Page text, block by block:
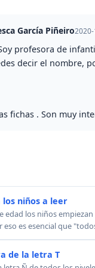
García Piñeiro
profesora de
decir el nombre,
fichas . Son muy
niños a leer
los niños
es esencial que
de la letra T